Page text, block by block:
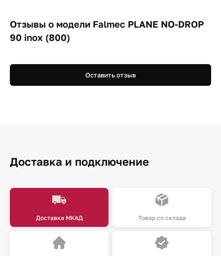
Отзывы о модели Falmec PLANE NO-DROP
90 inox (800)
Оставить отзыв
Доставка и подключение
Доставка МКАД Товар со склада